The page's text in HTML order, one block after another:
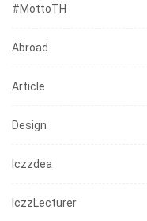
#mottoTH
Abroad
Article
Design
Iczzdea
IczzLecturer